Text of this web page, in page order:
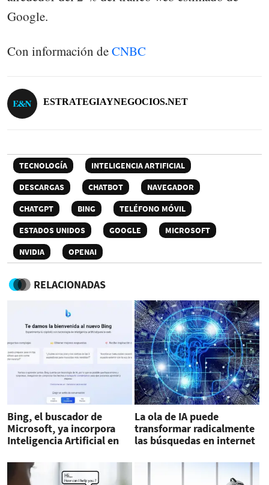
Google.
Con información deCNBC
ESTRATEGIAYNEGOCIOS.NET
TECNOLOGÍA
INTELIGENCIA ARTIFICIAL
DESCARGAS
CHATBOT
NAVEGADOR
CHATGPT
BING
TELÉFONO MÓVIL
ESTADOS UNIDOS
GOOGLE
MICROSOFT
NVIDIA
OPENAI
RELACIONADAS
Bing, el buscador de
Microsoft, ya incorpora
Inteligencia Artificial en
La ola de IA puede
transformar radicalmente
las búsquedas en internet